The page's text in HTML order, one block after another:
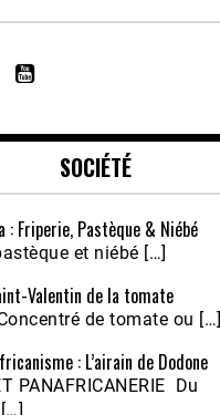
de Claudiane Kapia
SOCIÉTÉ
: Friperie, Pastèque & Niébé
et niébé […]
Valentin de la tomate
de tomate ou […]
: L’airain de Dodone
PANAFRICANERIE Du